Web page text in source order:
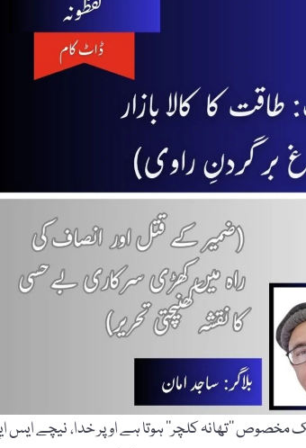
’’تھانہ کلچر‘‘ ہوتا ہے اوپر خدا، نیچے ایس